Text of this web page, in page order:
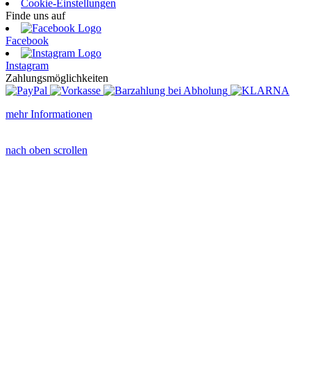
Cookie-Einstellungen
Finde uns auf
Facebook
Instagram
Zahlungsmöglichkeiten
mehr Informationen
nach oben scrollen